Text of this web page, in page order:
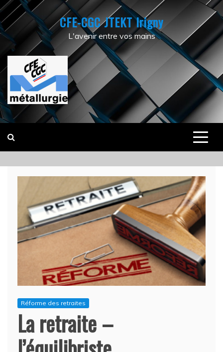
Skip
to
content
CFE-CGC JTEKT Irigny
L'avenir entre vos mains
Réforme des retraites
La retraite –